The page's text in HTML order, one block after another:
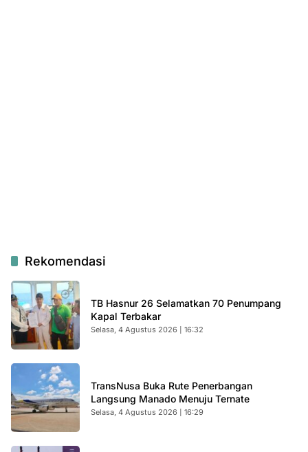
Rekomendasi
TB Hasnur 26 Selamatkan 70 Penumpang
Kapal Terbakar
Selasa, 4 Agustus 2026 | 16:32
TransNusa Buka Rute Penerbangan
Langsung Manado Menuju Ternate
Selasa, 4 Agustus 2026 | 16:29